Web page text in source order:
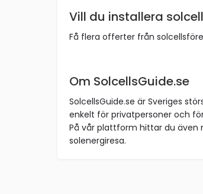
Vill du installera
Få flera offerter från
Om SolcellsGuide.se
SolcellsGuide.se är Sveriges
enkelt för privatpersoner och
På vår plattform hittar du även
solenergiresa.